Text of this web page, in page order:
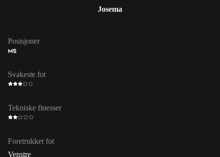
Josema
Posisjoner
MS
Svakeste fot
Tekniske finesser
Foretrukket fot
Venstre